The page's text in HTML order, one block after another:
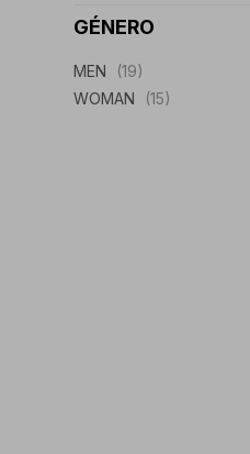
GÉNERO
MEN
(19)
WOMAN
(15)